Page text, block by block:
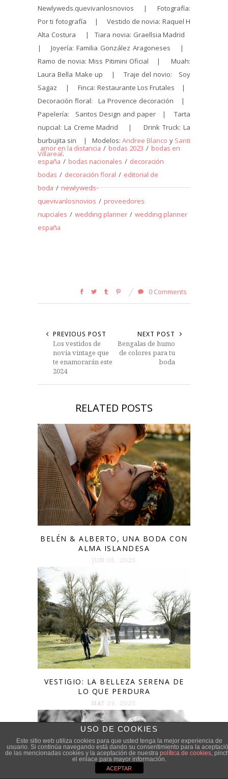
Newlyweds.quevivanlosnovios | Fotografía:
Por ti fotografía | Vestido de novia: Raquel H
Alta Costura | Tiara novia: Graellsia Madrid
| Joyería: Familia González Aragoneses |
Ramo de novia: Miss Pitimini Oficial | Muah:
Laura Bella Make up | Traje del novio: Soy
Sagaz | Finca: Restaurante Los Frutales |
Decoración floral: La Provence decoración |
Papelería: Santos Design and paper | Tarta
nupcial: La Creme Madrid | Drink Truck: La
burbujita sin | Modelos: Andree Blanco y Santi
Villareal.
amor en la distancia / bodas 2023 / bodas en
españa / bodas nacionales / decoración
bodas / decoración floral / editorial de
boda / newlyweds-
quevivanlosnovios / proveedores
nupciales / wedding planner / wedding planner
españa
0 Comments
PREVIOUS POST
Los vestidos de
novia vintage que
te enamorarán este
2024
NEXT POST
Bengalas de humo
de colores para tu
boda
RELATED POSTS
BELÉN & ALBERTO, UNA BODA CON
ALMA ISLANDESA
JUN 05. 2025
VESTIGIO: LA BELLEZA SERENA DE
LO QUE PERDURA
MAY 29. 2025
USO DE COOKIES
Este sitio web utiliza cookies para que usted tenga la mejor experiencia de
usuario. Si continúa navegando está dando su consentimiento para la
de las mencionadas cookies y la aceptación de nuestra política de cookies,
el enlace para mayor información.
ACEPTAR